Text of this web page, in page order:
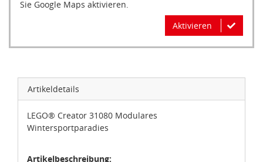
Aktivieren
Artikeldetails
LEGO® Creator 31080 Modulares
Wintersportparadies